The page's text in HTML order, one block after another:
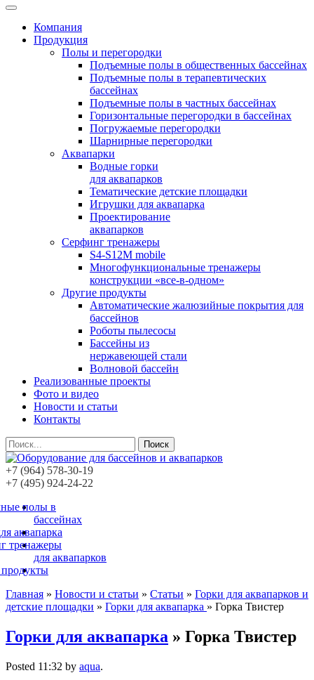
Компания
Продукция
Полы и перегородки
Подъемные полы в общественных бассейнах
Подъемные полы в терапевтических
бассейнах
Подъемные полы в частных бассейнах
Горизонтальные перегородки в бассейнах
Погружаемые перегородки
Шарнирные перегородки
Аквапарки
Водные горки
для аквапарков
Тематические детские площадки
Игрушки для аквапарка
Проектирование
аквапарков
Серфинг тренажеры
S4-S12M mobile
Многофункциональные тренажеры
конструкции «все-в-одном»
Другие продукты
Автоматические жалюзийные покрытия для
бассейнов
Роботы пылесосы
Бассейны из
нержавеющей стали
Волновой бассейн
Реализованные проекты
Фото и видео
Новости и статьи
Контакты
Поиск
+7 (964) 578-30-19
+7 (495) 924-24-22
полы в
бассейнах
аквапарка
тренажеры
для аквапарков
Главная » Новости и статьи » Статьи » Горки для аквапарков и
детские площадки » Горки для аквапарка » Горка Твистер
Горки для аквапарка » Горка Твистер
Posted 11:32 by aqua.